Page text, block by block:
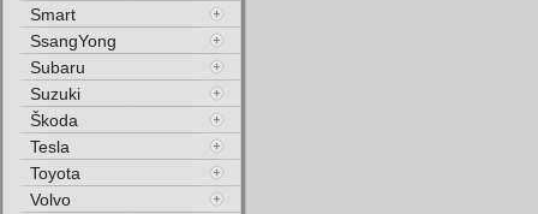
Smart
SsangYong
Subaru
Suzuki
Škoda
Tesla
Toyota
Volvo